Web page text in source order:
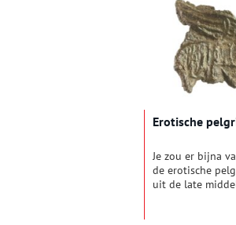
Erotische
Je zou er bijna
de erotische
uit de late